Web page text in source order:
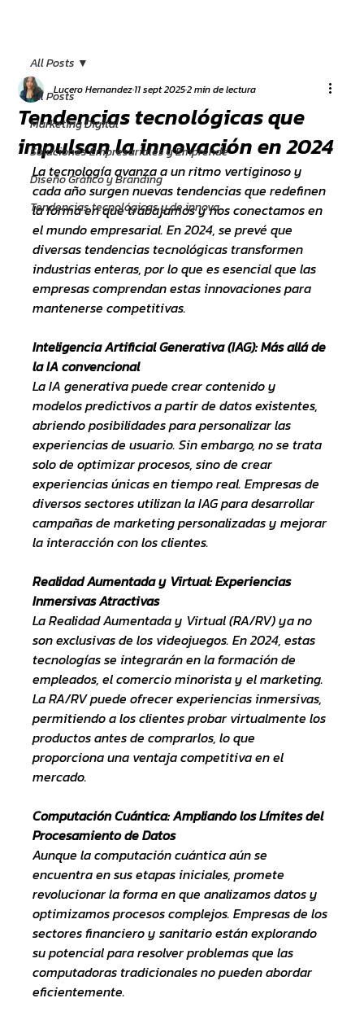
All Posts
Marketing Digital
Soluciones Empresariales y Emprende
Diseño Gráfico y Branding
Tendencias tecnológicas y de innova
All Posts
Tendencias tecnológicas que
impulsan la innovación en 2024
Lucero Hernandez11 sept 20252 min de lectura
La tecnología avanza a un ritmo vertiginoso y
cada año surgen nuevas tendencias que redefinen
la forma en que trabajamos y nos conectamos en
el mundo empresarial. En 2024, se prevé que
diversas tendencias tecnológicas transformen
industrias enteras, por lo que es esencial que las
empresas comprendan estas innovaciones para
mantenerse competitivas.
Inteligencia Artificial Generativa (IAG): Más allá de
la IA convencional
La IA generativa puede crear contenido y
modelos predictivos a partir de datos existentes,
abriendo posibilidades para personalizar las
experiencias de usuario. Sin embargo, no se trata
solo de optimizar procesos, sino de crear
experiencias únicas en tiempo real. Empresas de
diversos sectores utilizan la IAG para desarrollar
campañas de marketing personalizadas y mejorar
la interacción con los clientes.
Realidad Aumentada y Virtual: Experiencias
Inmersivas Atractivas
La Realidad Aumentada y Virtual (RA/RV) ya no
son exclusivas de los videojuegos. En 2024, estas
tecnologías se integrarán en la formación de
empleados, el comercio minorista y el marketing.
La RA/RV puede ofrecer experiencias inmersivas,
permitiendo a los clientes probar virtualmente los
productos antes de comprarlos, lo que
proporciona una ventaja competitiva en el
mercado.
Computación Cuántica: Ampliando los Límites del
Procesamiento de Datos
Aunque la computación cuántica aún se
encuentra en sus etapas iniciales, promete
revolucionar la forma en que analizamos datos y
optimizamos procesos complejos. Empresas de los
sectores financiero y sanitario están explorando
su potencial para resolver problemas que las
computadoras tradicionales no pueden abordar
eficientemente.